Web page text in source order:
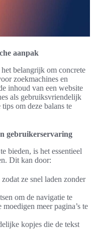
aanpak
belangrijk om concrete
zoekmachines en
inhoud van een website
als gebruiksvriendelijk
om deze balans te
gebruikerservaring
bieden, is het essentieel
Dit kan door:
ze snel laden zonder
om de navigatie te
meer pagina’s te
kopjes die de tekst